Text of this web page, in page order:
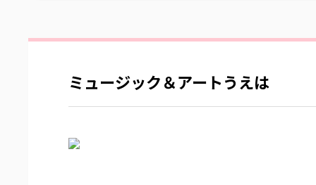
ミュージック＆アートうえは